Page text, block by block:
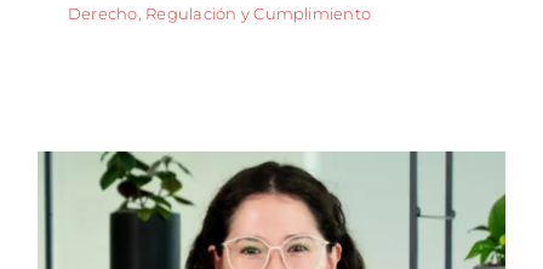
Derecho, Regulación y Cumplimiento